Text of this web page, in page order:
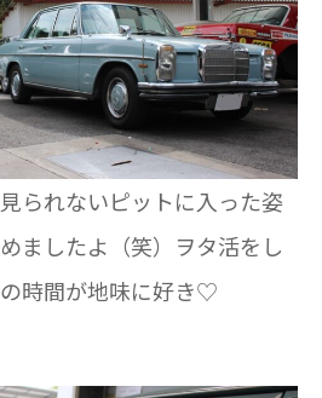
られないピットに入った姿
ましたよ（笑）ヲタ活をし
時間が地味に好き♡